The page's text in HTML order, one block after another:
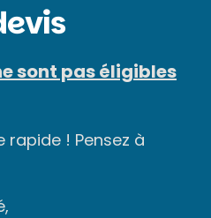
sont pas éligibles
rapide ! Pensez à